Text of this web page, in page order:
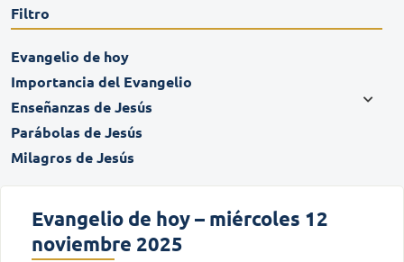
Filtro
Evangelio de hoy
Importancia del Evangelio
Enseñanzas de Jesús
Parábolas de Jesús
Milagros de Jesús
Evangelio de hoy – miércoles 12
noviembre 2025